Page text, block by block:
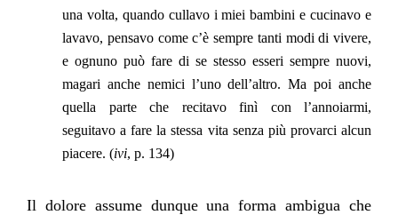
una volta, quando cullavo i miei bambini e cucinavo e
lavavo, pensavo come c’è sempre tanti modi di vivere,
e ognuno può fare di se stesso esseri sempre nuovi,
magari anche nemici l’uno dell’altro. Ma poi anche
quella parte che recitavo finì con l’annoiarmi,
seguitavo a fare la stessa vita senza più provarci alcun
piacere. (ivi, p. 134)
Il dolore assume dunque una forma ambigua che